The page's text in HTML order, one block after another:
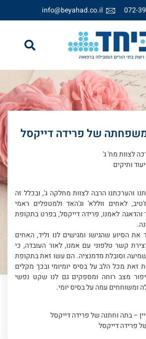
072-
info@beyahad.co.il
של פרידה דייקסל
לצוות מח' ג'
ותיקים
והערכתנו הרבה לצוות מחלקה ג', ובכלל זה
לאחים ווללא' וג'האד ולמטפלים ראמי
והדאגה לאמנו, פרידה דייקסל, בפרט בתקופת
את הסיוע שהגישו ומגישים לנו וליד, האחים
קשר טלפוני עם אמנו, לאור העובדה, כי
וסובלת מדמנציה. הם עשו זאת בתקופת
זאת מכל הלב על בסיס יומיומי ובכך מקלים
מצב רוחה ומספקים גם לנו שקט נפשי
ומשוחחים עמה על בסיס יומי.
– בתה וחתנה של פרידה דייקסל
פרידה דייקסל